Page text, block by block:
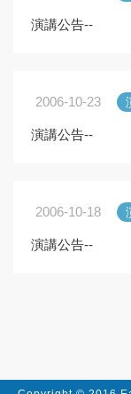
演講公告--
2006-10-23
演講公告--
2006-10-18
演講公告--